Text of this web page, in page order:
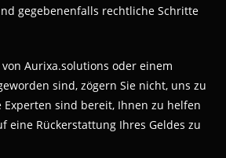
gegebenenfalls rechtliche Schritte
Aurixa.solutions oder einem
sind, zögern Sie nicht, uns zu
Experten sind bereit, Ihnen zu helfen
eine Rückerstattung Ihres Geldes zu